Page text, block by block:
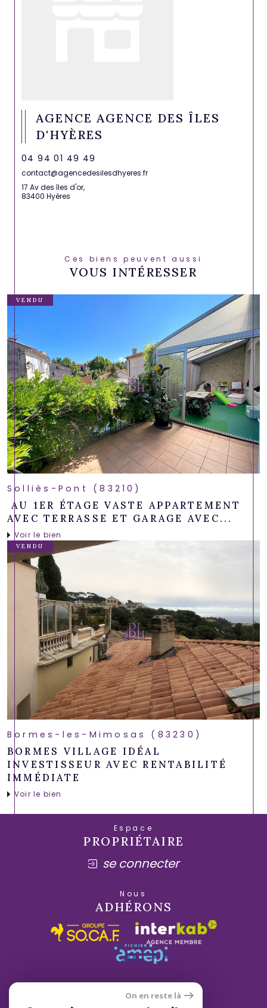
AGENCE AGENCE DES ÎLES
D'HYÈRES
04 94 01 49 49
contact@agencedesilesdhyeres.fr
17 Av des îles d'or,
83400 Hyères
Ces biens peuvent aussi
VOUS INTÉRESSER
VENDU
Solliès-Pont (83210)
AU 1ER ÉTAGE VASTE APPARTEMENT
AVEC TERRASSE ET GARAGE AVEC...
Voir le bien
VENDU
Bormes-les-Mimosas (83230)
BORMES VILLAGE IDÉAL
INVESTISSEUR AVEC RENTABILITÉ
IMMÉDIATE
Voir le bien
Espace
PROPRIÉTAIRE
se connecter
Nous
ADHÉRONS
On en reste là